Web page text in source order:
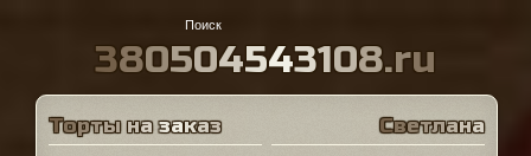
380504543108.ru
Торты на заказ Светлана